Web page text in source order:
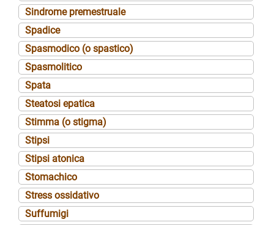
Sindrome premestruale
Spadice
Spasmodico (o spastico)
Spasmolitico
Spata
Steatosi epatica
Stimma (o stigma)
Stipsi
Stipsi atonica
Stomachico
Stress ossidativo
Suffumigi